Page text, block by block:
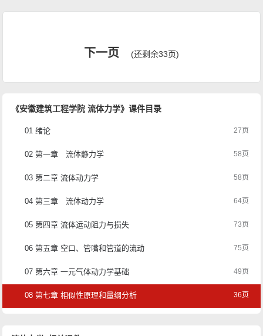
下一页 (还剩余33页)
《安徽建筑工程学院 流体力学》课件目录
01 绪论 27页
02 第一章 流体静力学 58页
03 第二章 流体动力学 58页
04 第三章 流体动力学 64页
05 第四章 流体运动阻力与损失 73页
06 第五章 空口、管嘴和管道的流动 75页
07 第六章 一元气体动力学基础 49页
08 第七章 相似性原理和量纲分析 36页